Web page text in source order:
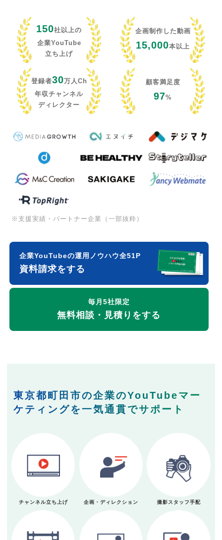
150社以上の
企業YouTube
立ち上げ
企画制作した動画
15,000本以上
登録者30万人Ch
年収チャンネル
ディレクター
顧客満足度
97%
※支援実績・パートナー企業（一部抜粋）
企業YouTubeの運用ノウハウ全51P
資料請求をする
毎月5社限定
無料相談・見積りをする
東京都町田市の企業のYouTubeマー
ケティングを一気通貫でサポート
チャンネル立ち上げ 企画・ディレクション 撮影スタッフ手配